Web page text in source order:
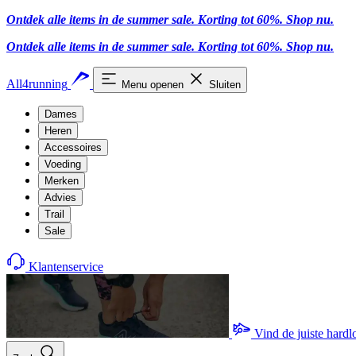
Ontdek alle items in de summer sale. Korting tot 60%. Shop nu.
Ontdek alle items in de summer sale. Korting tot 60%. Shop nu.
All4running Menu openen Sluiten
Dames
Heren
Accessoires
Voeding
Merken
Advies
Trail
Sale
Klantenservice
Vind de juiste